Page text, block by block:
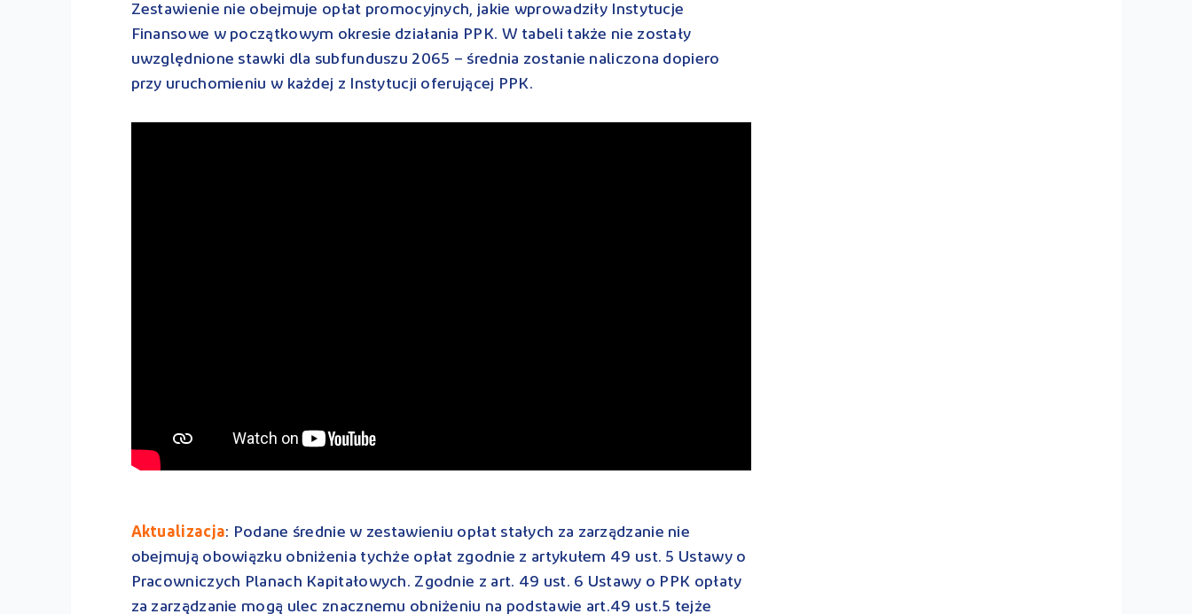
Zestawienie nie obejmuje opłat promocyjnych, jakie wprowadziły Instytucje
Finansowe w początkowym okresie działania PPK. W tabeli także nie zostały
uwzględnione stawki dla subfunduszu 2065 – średnia zostanie naliczona dopiero
przy uruchomieniu w każdej z Instytucji oferującej PPK.
Aktualizacja: Podane średnie w zestawieniu opłat stałych za zarządzanie nie
obejmują obowiązku obniżenia tychże opłat zgodnie z artykułem 49 ust. 5 Ustawy o
Pracowniczych Planach Kapitałowych. Zgodnie z art. 49 ust. 6 Ustawy o PPK opłaty
za zarządzanie mogą ulec znacznemu obniżeniu na podstawie art.49 ust.5 tejże